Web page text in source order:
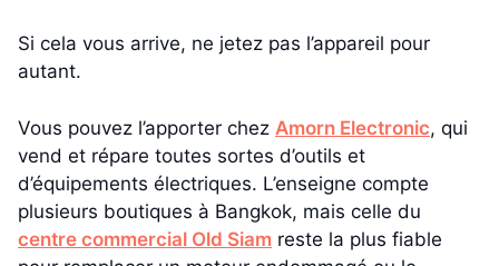
Si cela vous arrive, ne jetez pas l’appareil pour
autant.
Vous pouvez l’apporter chez Amorn Electronic, qui
vend et répare toutes sortes d’outils et
d’équipements électriques. L’enseigne compte
plusieurs boutiques à Bangkok, mais celle du
centre commercial Old Siam reste la plus fiable